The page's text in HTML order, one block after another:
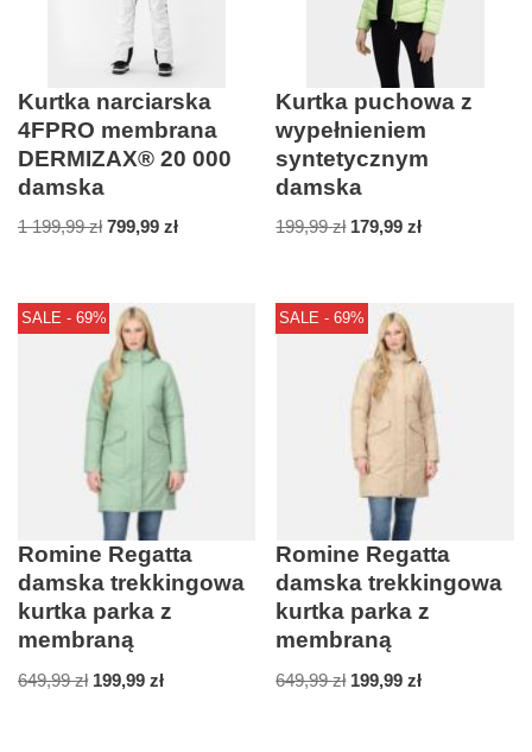
Kurtka narciarska
4FPRO membrana
DERMIZAX® 20 000
damska
1 199,99zł 799,99 zł
Kurtka puchowa z
wypełnieniem
syntetycznym
damska
199,99zł 179,99zł
SALE - 69%
Romine Regatta
damska trekkingowa
kurtka parka z
membraną
649,99zł 199,99 zł
SALE - 69%
Romine Regatta
damska trekkingowa
kurtka parka z
membraną
649,99zł 199,99zł